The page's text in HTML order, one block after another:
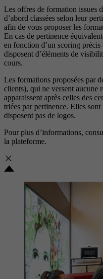
Les offres de formation issues
d’abord classées selon leur
afin de vous proposer les
En cas de pertinence
en fonction d’un scoring
disposent d’éléments de
cours.
Les formations proposées par
clients), qui ne versent aucune
apparaissent après celles des
triées par pertinence. Elles
disposent pas de logos.
Pour plus d’informations,
la plateforme.